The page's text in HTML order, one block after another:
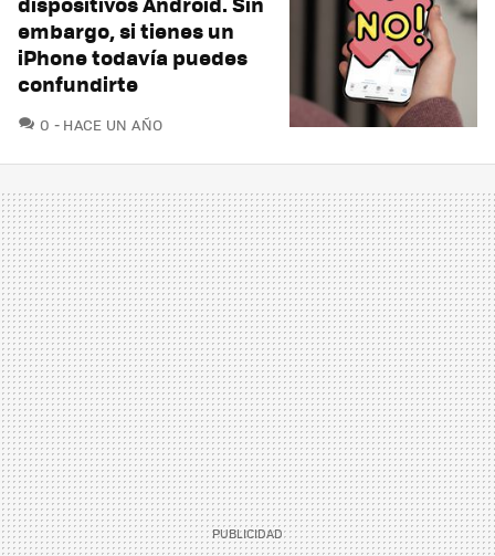
embargo, si tienes un
iPhone todavía puedes
confundirte
0 COMENTARIOS
HACE UN AÑO